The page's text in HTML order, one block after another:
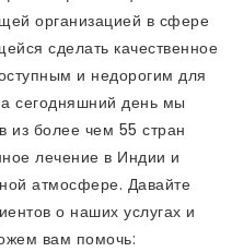
организацией в сфере
сделать качественное
и недорогим для
сегодняшний день мы
из более чем 55 стран
лечение в Индии и
атмосфере. Давайте
о наших услугах и
вам помочь: